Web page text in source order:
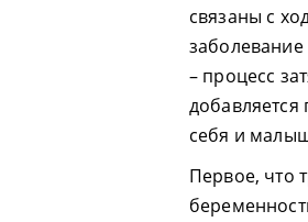
связаны с
– процесс
себя и
Первое, что